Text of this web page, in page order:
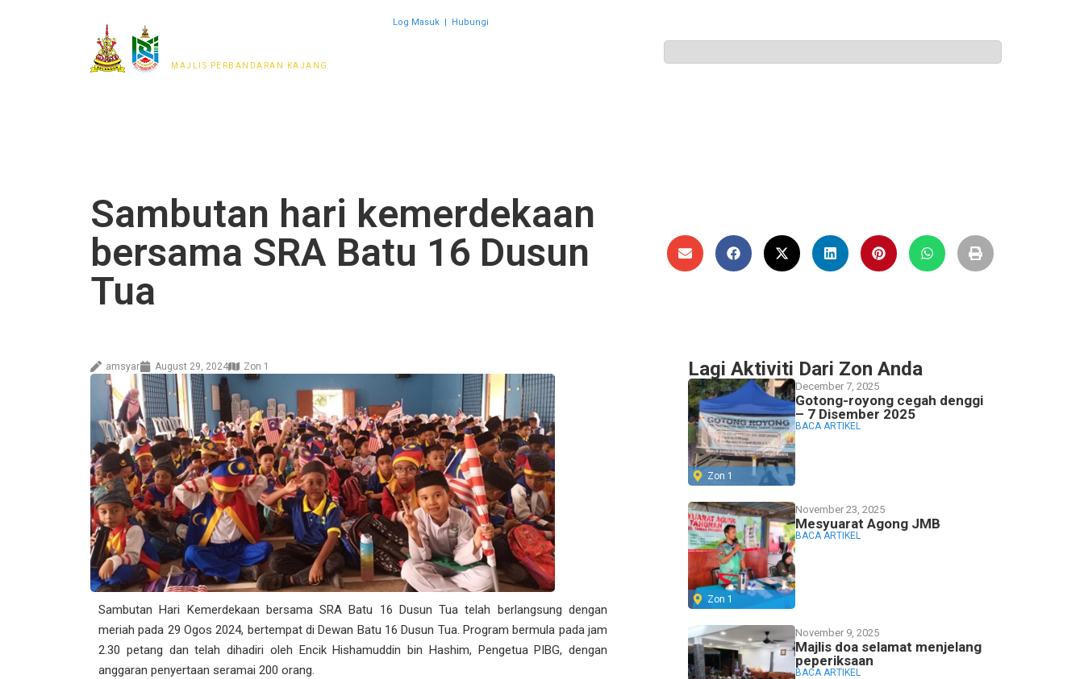
MAJLIS PERBANDARAN KAJANG
Log Masuk| Hubungi
Sambutan hari kemerdekaan
bersama SRA Batu 16 Dusun
Tua
amsyar August 29, 2024 Zon 1
Sambutan Hari Kemerdekaan bersama SRA Batu 16 Dusun Tua telah berlangsung dengan
meriah pada 29 Ogos 2024, bertempat di Dewan Batu 16 Dusun Tua. Program bermula pada jam
2.30 petang dan telah dihadiri oleh Encik Hishamuddin bin Hashim, Pengetua PIBG, dengan
anggaran penyertaan seramai 200 orang.
Lagi Aktiviti Dari Zon Anda
Zon 1
December 7, 2025
Gotong-royong cegah denggi
– 7 Disember 2025
BACA ARTIKEL
Zon 1
November 23, 2025
Mesyuarat Agong JMB
BACA ARTIKEL
November 9, 2025
Majlis doa selamat menjelang
peperiksaan
BACA ARTIKEL